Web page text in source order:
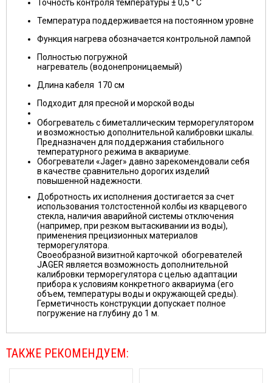
Точность контроля температуры ± 0,5 ° C
Температура поддерживается на постоянном уровне
Функция нагрева обозначается контрольной лампой
Полностью погружной
нагреватель (водонепроницаемый)
Длина кабеля 170 см
Подходит для пресной и морской воды
Обогреватель с биметаллическим терморегулятором
и возможностью дополнительной калибровки шкалы.
Предназначен для поддержания стабильного
температурного режима в аквариуме.
Обогреватели «Jager» давно зарекомендовали себя
в качестве сравнительно дорогих изделий
повышенной надежности.
Добротность их исполнения достигается за счет
использования толстостенной колбы из кварцевого
стекла, наличия аварийной системы отключения
(например, при резком вытаскивании из воды),
применения прецизионных материалов
терморегулятора.
Своеобразной визитной карточкой обогревателей
JAGER является возможность дополнительной
калибровки терморегулятора с целью адаптации
прибора к условиям конкретного аквариума (его
объем, температуры воды и окружающей среды).
Герметичность конструкции допускает полное
погружение на глубину до 1 м.
ТАКЖЕ РЕКОМЕНДУЕМ: